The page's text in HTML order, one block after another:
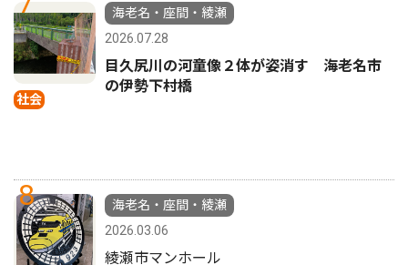
社会
海老名・座間・綾瀬
2026.07.28
目久尻川の河童像２体が姿消す 海老名市
の伊勢下村橋
8
海老名・座間・綾瀬
2026.03.06
綾瀬市マンホール